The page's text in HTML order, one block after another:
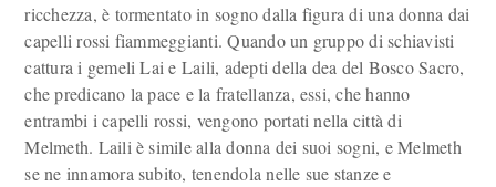
ricchezza, è tormentato in sogno dalla figura di una donna dai
capelli rossi fiammeggianti. Quando un gruppo di schiavisti
cattura i gemeli Lai e Laili, adepti della dea del Bosco Sacro,
che predicano la pace e la fratellanza, essi, che hanno
entrambi i capelli rossi, vengono portati nella città di
Melmeth. Laili è simile alla donna dei suoi sogni, e Melmeth
se ne innamora subito, tenendola nelle sue stanze e